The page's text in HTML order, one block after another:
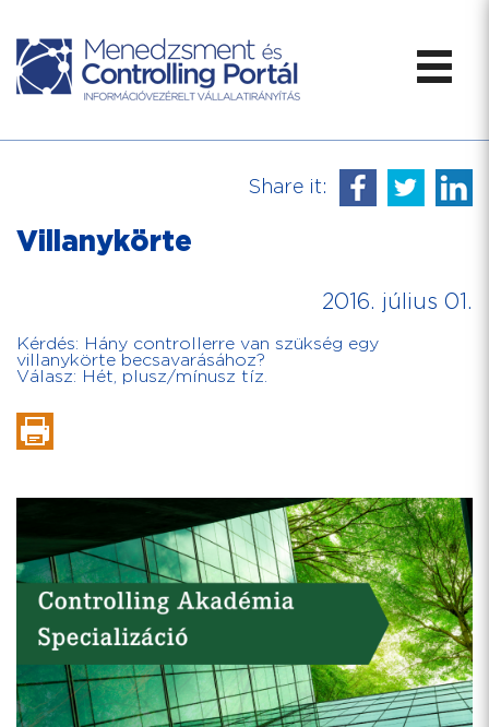
Share it:
Villanykörte
2016. július 01.
Kérdés: Hány controllerre van szükség egy
villanykörte becsavarásához?
Válasz: Hét, plusz/mínusz tíz.